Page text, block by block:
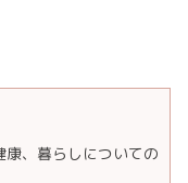
、暮らしについての